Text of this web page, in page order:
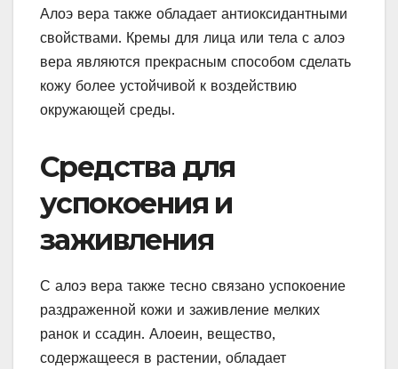
Алоэ вера также обладает антиоксидантными
свойствами. Кремы для лица или тела с алоэ
вера являются прекрасным способом сделать
кожу более устойчивой к воздействию
окружающей среды.
Средства для
успокоения и
заживления
С алоэ вера также тесно связано успокоение
раздраженной кожи и заживление мелких
ранок и ссадин. Алоеин, вещество,
содержащееся в растении, обладает